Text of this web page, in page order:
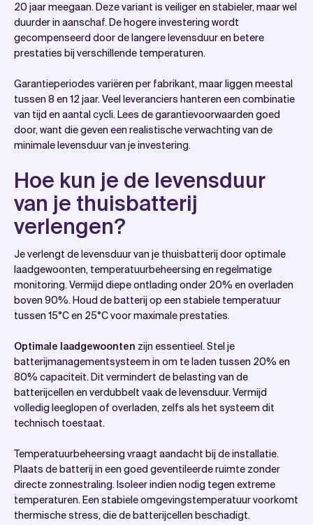
20 jaar meegaan. Deze variant is veiliger en stabieler, maar wel
duurder in aanschaf. De hogere investering wordt
gecompenseerd door de langere levensduur en betere
prestaties bij verschillende temperaturen.
Garantieperiodes variëren per fabrikant, maar liggen meestal
tussen 8 en 12 jaar. Veel leveranciers hanteren een combinatie
van tijd en aantal cycli. Lees de garantievoorwaarden goed
door, want die geven een realistische verwachting van de
minimale levensduur van je investering.
Hoe kun je de levensduur
van je thuisbatterij
verlengen?
Je verlengt de levensduur van je thuisbatterij door optimale
laadgewoonten, temperatuurbeheersing en regelmatige
monitoring. Vermijd diepe ontlading onder 20% en overladen
boven 90%. Houd de batterij op een stabiele temperatuur
tussen 15°C en 25°C voor maximale prestaties.
Optimale laadgewoonten zijn essentieel. Stel je
batterijmanagementsysteem in om te laden tussen 20% en
80% capaciteit. Dit vermindert de belasting van de
batterijcellen en verdubbelt vaak de levensduur. Vermijd
volledig leeglopen of overladen, zelfs als het systeem dit
technisch toestaat.
Temperatuurbeheersing vraagt aandacht bij de installatie.
Plaats de batterij in een goed geventileerde ruimte zonder
directe zonnestraling. Isoleer indien nodig tegen extreme
temperaturen. Een stabiele omgevingstemperatuur voorkomt
thermische stress, die de batterijcellen beschadigt.